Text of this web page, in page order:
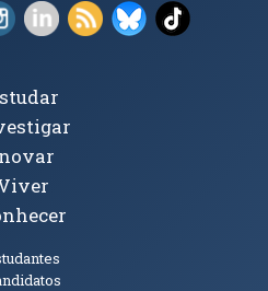
nova janela)
nova janela)
(abre em nova janela)
Instagram (abre em nova janela)
LinkedIn (abre em nova
RSS (abre em nova
Bluesky (abre
TikTok